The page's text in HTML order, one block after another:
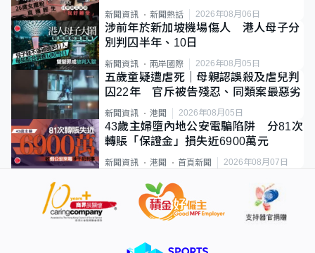
新聞資訊 新聞熱話 2026年08月06日
涉前年於新加坡機場傷人 港人母子分
別判囚半年、10日
新聞資訊 兩岸國際 2026年08月05日
五歲童疑遭虐死｜母親認誤殺及虐兒判
囚22年 官斥被告殘忍、同類案最惡劣
新聞資訊 港聞 2026年08月05日
43歲主婦墮內地公安電騙陷阱 分81次
轉賬「保證金」損失近6900萬元
新聞資訊 港聞 首頁新聞 2026年08月07日